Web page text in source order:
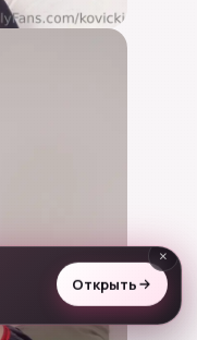
×
Открыть